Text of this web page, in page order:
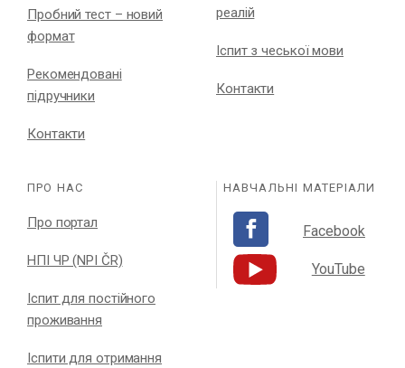
Пробний тест – новий
формат
Рекомендовані
підручники
Контакти
реалій
Іспит з чеської мови
Контакти
ПРО НАС
Про портал
НПІ ЧР (NPI ČR)
Іспит для постійного
проживання
Іспити для отримання
НАВЧАЛЬНІ МАТЕРІАЛИ
Facebook
YouTube